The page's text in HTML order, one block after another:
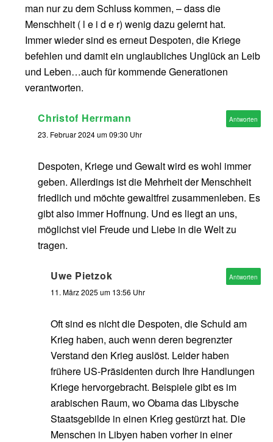
man nur zu dem Schluss kommen, – dass die
Menschheit ( l e i d e r) wenig dazu gelernt hat.
Immer wieder sind es erneut Despoten, die Kriege
befehlen und damit ein unglaubliches Unglück an Leib
und Leben…auch für kommende Generationen
verantworten.
Christof Herrmann
23. Februar 2024 um 09:30 Uhr
Despoten, Kriege und Gewalt wird es wohl immer
geben. Allerdings ist die Mehrheit der Menschheit
friedlich und möchte gewaltfrei zusammenleben. Es
gibt also immer Hoffnung. Und es liegt an uns,
möglichst viel Freude und Liebe in die Welt zu
tragen.
Antworten
Uwe Pietzok
11. März 2025 um 13:56 Uhr
Oft sind es nicht die Despoten, die Schuld am
Krieg haben, auch wenn deren begrenzter
Verstand den Krieg auslöst. Leider haben
frühere US-Präsidenten durch Ihre Handlungen
Kriege hervorgebracht. Beispiele gibt es im
arabischen Raum, wo Obama das Libysche
Staatsgebilde in einen Krieg gestürzt hat. Die
Menschen in Libyen haben vorher in einer
Antworten